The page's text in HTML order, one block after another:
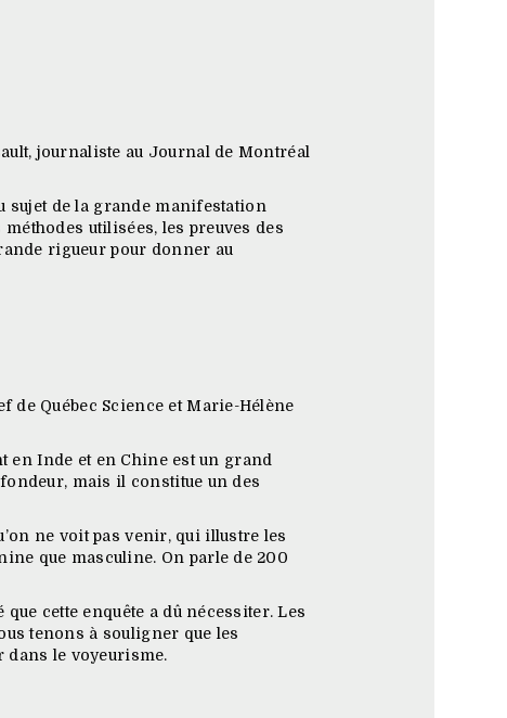
journaliste au Journal de Montréal
sujet de la grande manifestation
utilisées, les preuves des
rigueur pour donner au
Québec Science et Marie-Hélène
en Inde et en Chine est un grand
mais il constitue un des
ne voit pas venir, qui illustre les
que masculine. On parle de 200
cette enquête a dû nécessiter. Les
tenons à souligner que les
dans le voyeurisme.